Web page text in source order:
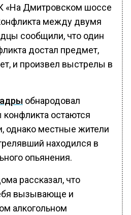
«На Дмитровском шоссе
между двумя
сообщили, что один
достал предмет,
и произвел выстрелы в
обнародовал
остаются
однако местные жители
находился в
опьянения.
рассказал, что
вызывающе и
алкогольном